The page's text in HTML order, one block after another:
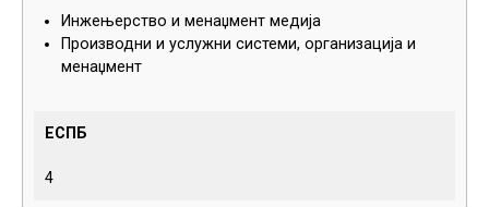
Инжењерство и менаџмент медија
Производни и услужни системи, организација и
менаџмент
ЕСПБ
4